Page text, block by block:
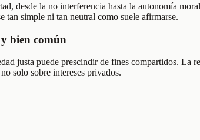
desde la no interferencia hasta la autonomía
tan simple ni tan neutral como suele afirmarse.
bien común
justa puede prescindir de fines compartidos. La
solo sobre intereses privados.